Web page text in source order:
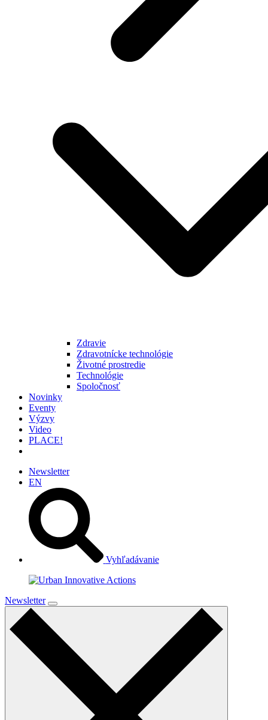
Zdravie
Zdravotnícke technológie
Životné prostredie
Technológie
Spoločnosť
Novinky
Eventy
Výzvy
Video
PLACE!
Newsletter
EN
Vyhľadávanie
Newsletter